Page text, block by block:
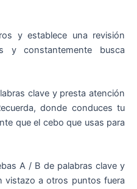
y establece una revisión
y constantemente busca
clave y presta atención
donde conduces tu
que el cebo que usas para
A / B de palabras clave y
vistazo a otros puntos fuera